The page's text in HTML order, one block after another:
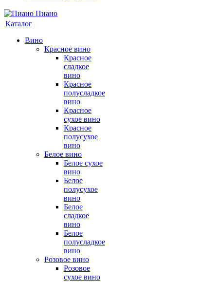
Каталог
Вино
Красное вино
Красное
сладкое
вино
Красное
полусладкое
вино
Красное
сухое вино
Красное
полусухое
вино
Белое вино
Белое сухое
вино
Белое
полусухое
вино
Белое
сладкое
вино
Белое
полусладкое
вино
Розовое вино
Розовое
сухое вино